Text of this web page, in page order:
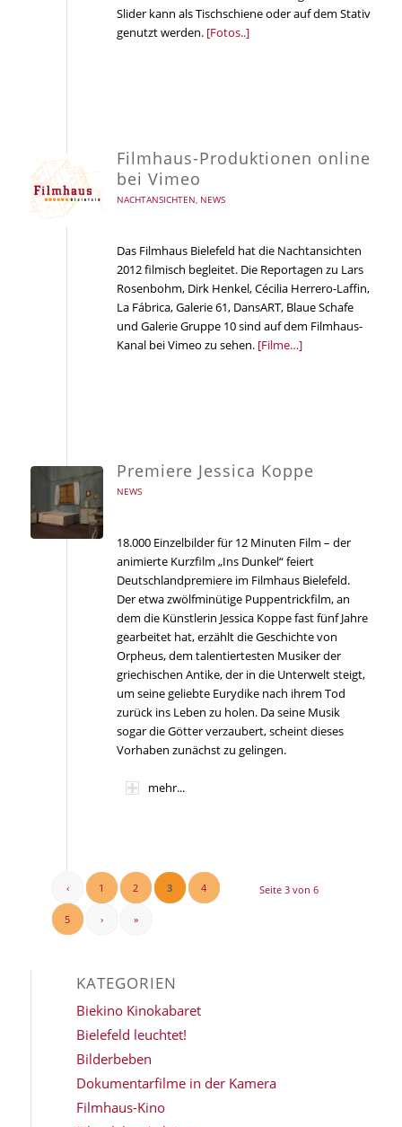
Slider kann als Tischschiene oder auf dem Stativ
genutzt werden. [Fotos..]
Filmhaus-Produktionen online
bei Vimeo
NACHTANSICHTEN, NEWS
Das Filmhaus Bielefeld hat die Nachtansichten
2012 filmisch begleitet. Die Reportagen zu Lars
Rosenbohm, Dirk Henkel, Cécilia Herrero-Laffin,
La Fábrica, Galerie 61, DansART, Blaue Schafe
und Galerie Gruppe 10 sind auf dem Filmhaus-
Kanal bei Vimeo zu sehen. [Filme…]
Premiere Jessica Koppe
NEWS
18.000 Einzelbilder für 12 Minuten Film – der
animierte Kurzfilm „Ins Dunkel“ feiert
Deutschlandpremiere im Filmhaus Bielefeld.
Der etwa zwölfminütige Puppentrickfilm, an
dem die Künstlerin Jessica Koppe fast fünf Jahre
gearbeitet hat, erzählt die Geschichte von
Orpheus, dem talentiertesten Musiker der
griechischen Antike, der in die Unterwelt steigt,
um seine geliebte Eurydike nach ihrem Tod
zurück ins Leben zu holen. Da seine Musik
sogar die Götter verzaubert, scheint dieses
Vorhaben zunächst zu gelingen.
mehr...
Seite 3 von 6
‹ 1 2 3 4
5 › »
KATEGORIEN
Biekino Kinokabaret
Bielefeld leuchtet!
Bilderbeben
Dokumentarfilme in der Kamera
Filmhaus-Kino